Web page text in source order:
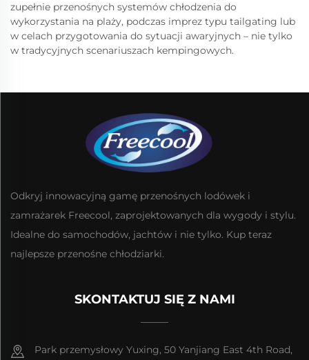
zupełnie przenośnych systemów chłodzenia do
wykorzystania na plaży, podczas imprez typu tailgating lub
w celach przygotowania do sytuacji awaryjnych – nie tylko
w tradycyjnych scenariuszach kempingowych.
Odkryj innowacyjną gamę przenośnych lodówek i
zamrażarek Freecool, zaprojektowanych dla wygody i stylu.
Idealne do samochodów, jachtów i nie tylko. Kup teraz
najlepsze przenośne chłodziarki.
SKONTAKTUJ SIĘ Z NAMI
Park przemysłowy Yuxing, 50 Yanjiang East 4th Road,